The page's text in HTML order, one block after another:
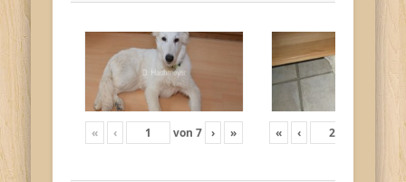
« ‹ von7 › » « ‹